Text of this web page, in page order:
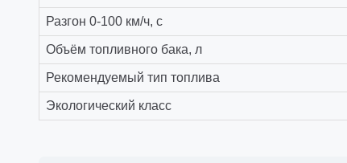
Разгон 0-100 км/ч, с
Объём топливного бака, л
Рекомендуемый тип топлива
Экологический класс